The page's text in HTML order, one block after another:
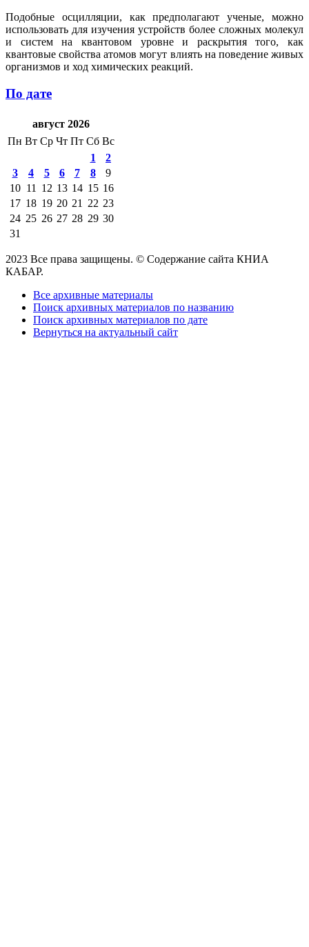
Подобные осцилляции, как предполагают ученые, можно
использовать для изучения устройств более сложных молекул
и систем на квантовом уровне и раскрытия того, как
квантовые свойства атомов могут влиять на поведение живых
организмов и ход химических реакций.
По дате
август 2026
Пн Вт Ср Чт Пт Сб Вс
1
2
3
4 5 6 7 8
9
10 11 12 13 14 15 16
17 18 19 20 21 22 23
24 25 26 27 28 29 30
31
2023 Все права защищены. © Содержание сайта КНИА
КАБАР.
Все архивные материалы
Поиск архивных материалов по названию
Поиск архивных материалов по дате
Вернуться на актуальный сайт